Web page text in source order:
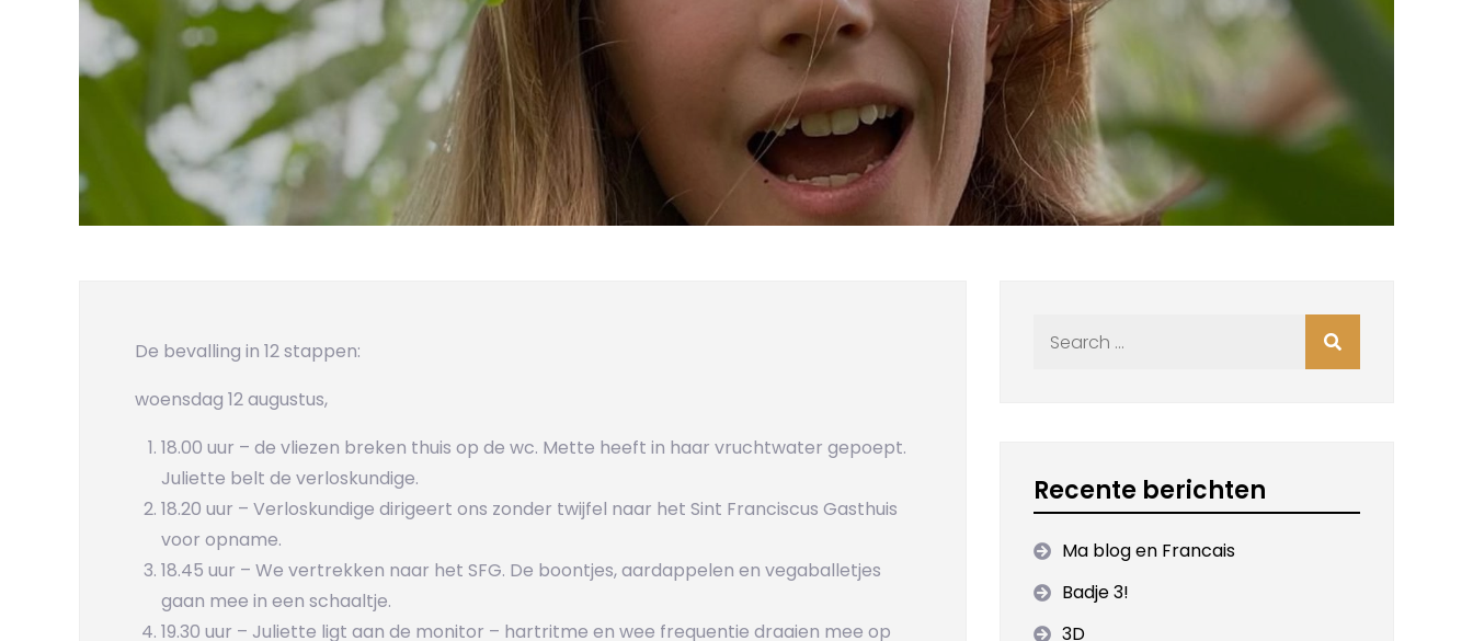
De bevalling in 12 stappen:
woensdag 12 augustus,
18.00 uur – de vliezen breken thuis op de wc. Mette heeft in haar vruchtwater gepoept.
Juliette belt de verloskundige.
18.20 uur – Verloskundige dirigeert ons zonder twijfel naar het Sint Franciscus Gasthuis
voor opname.
18.45 uur – We vertrekken naar het SFG. De boontjes, aardappelen en vegaballetjes
gaan mee in een schaaltje.
19.30 uur – Juliette ligt aan de monitor – hartritme en wee frequentie draaien mee op
Recente berichten
Ma blog en Francais
Badje 3!
3D